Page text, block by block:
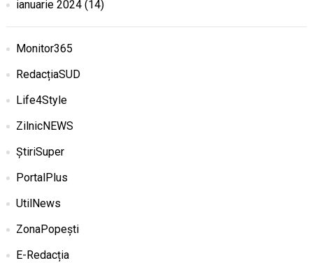
ianuarie 2024(14)
Monitor365
RedacțiaSUD
Life4Style
ZilnicNEWS
ȘtiriSuper
PortalPlus
UtilNews
ZonaPopești
E-Redacția